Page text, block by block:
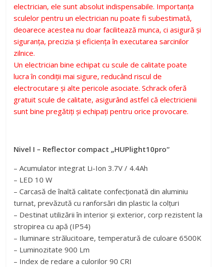
electrician, ele sunt absolutindispensabile. Importanța
sculelor pentru un electriciannu poate fi subestimată,
deoarece acestea nu doarfacilitează munca, ci asigură și
siguranța, precizia și eficiențaîn executarea sarcinilor
zilnice.
Un electrician bine echipat cuscule de calitate poate
lucra încondiții mai sigure, reducândriscul de
electrocutare și altepericole asociate.Schrack oferă
gratuit scule decalitate, asigurând astfel căelectricienii
sunt bine pregătițiși echipați pentru oriceprovocare.
Nivel I – Reflector compact „HUPlight10pro“
– Acumulator integrat Li-Ion 3.7V / 4.4Ah
– LED 10 W
– Carcasă de înaltă calitate confecționată din aluminiu
turnat, prevăzută cu ranforsări din plastic la colțuri
– Destinat utilizării în interior și exterior, corp rezistent la
stropirea cu apă (IP54)
– Iluminare strălucitoare, temperatură de culoare 6500K
– Luminozitate 900 Lm
– Index de redare a culorilor 90 CRI